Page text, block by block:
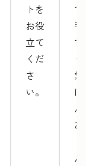
トを
お役
立て
くだ
さ
い。
手